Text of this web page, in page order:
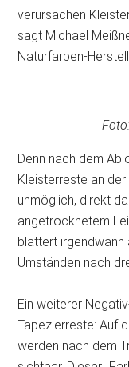
verursachen
sagt Michael
Naturfarben-
Denn nach dem
Kleisterreste an
unmöglich, direkt
angetrocknetem
blättert irgendwann
Umständen nach
Ein weiterer
Tapezierreste: Auf
werden nach dem